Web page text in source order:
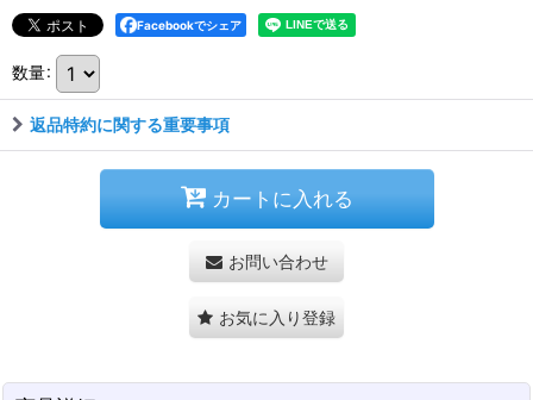
Facebookでシェア
数量:
返品特約に関する重要事項
カートに入れる
お問い合わせ
お気に入り登録